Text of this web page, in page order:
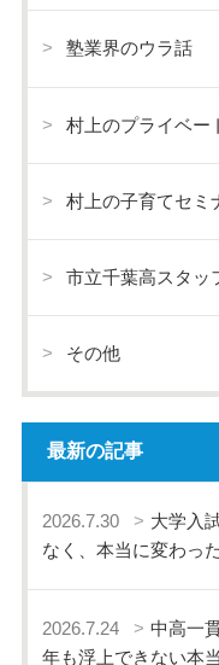
塾業界のウラ話
村上のプライベー
村上の子育てセミ
市立千葉高スタッ
その他
最新の記事
2026.7.30
大学入
なく、本当に変わっ
2026.7.24
中高一
年も浮上できない本